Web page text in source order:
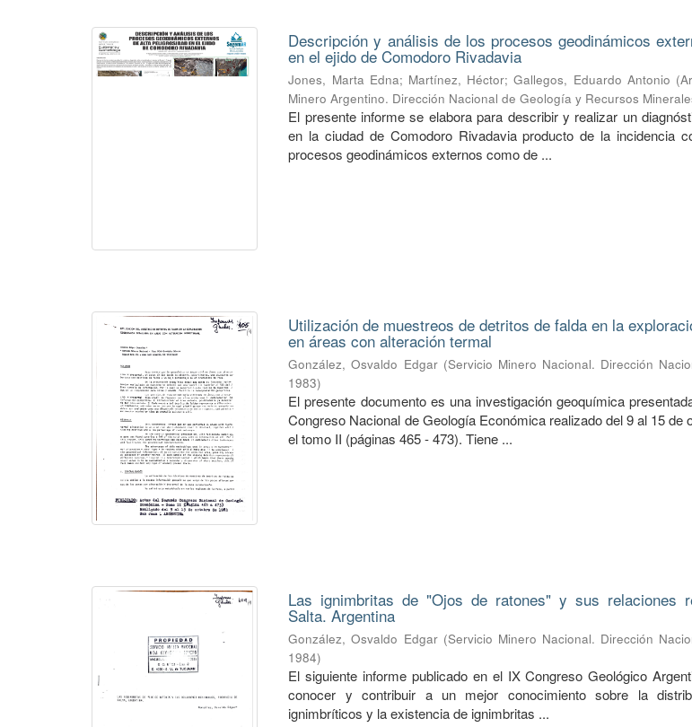
Descripción y análisis de los procesos geodinámicos
en el ejido de Comodoro Rivadavia
Jones, Marta Edna; Martínez, Héctor;Gallegos, Eduardo Antonio (
Minero Argentino. Dirección Nacional de Geología y Recursos
El presente informe se elabora para describir y realizar un
en la ciudad de Comodoro Rivadavia producto de la incidencia
procesos geodinámicos externos como de ...
Utilización de muestreos de detritos de falda en la
en áreas con alteración termal
González, Osvaldo Edgar (Servicio Minero Nacional. Dirección
1983)
El presente documento es una investigación geoquímica
Congreso Nacional de Geología Económica realizado del 9 al 15 de
el tomo II (páginas 465 - 473). Tiene ...
Las ignimbritas de "Ojos de ratones" y sus relaciones
Salta. Argentina
González, Osvaldo Edgar (Servicio Minero Nacional. Dirección
1984)
El siguiente informe publicado en el IX Congreso Geológico
conocer y contribuir a un mejor conocimiento sobre la
ignimbríticos y la existencia de ignimbritas ...